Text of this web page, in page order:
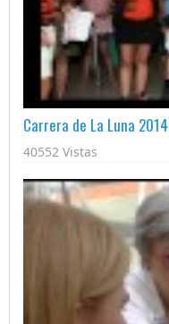
Carrera de La Luna 2014
40552 Vistas